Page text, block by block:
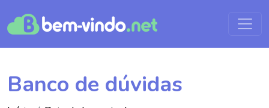
Banco de dúvidas